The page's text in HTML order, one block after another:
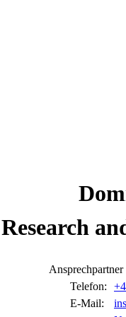
Telefon:
E-Mail: